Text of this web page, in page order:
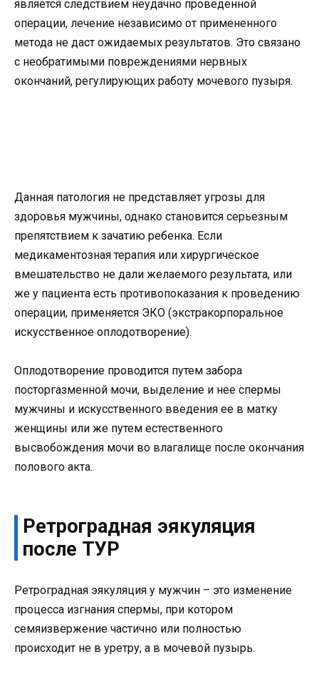
является следствием неудачно проведенной
операции, лечение независимо от примененного
метода не даст ожидаемых результатов. Это связано
с необратимыми повреждениями нервных
окончаний, регулирующих работу мочевого пузыря.
Данная патология не представляет угрозы для
здоровья мужчины, однако становится серьезным
препятствием к зачатию ребенка. Если
медикаментозная терапия или хирургическое
вмешательство не дали желаемого результата, или
же у пациента есть противопоказания к проведению
операции, применяется ЭКО (экстракорпоральное
искусственное оплодотворение).
Оплодотворение проводится путем забора
посторгазменной мочи, выделение и нее спермы
мужчины и искусственного введения ее в матку
женщины или же путем естественного
высвобождения мочи во влагалище после окончания
полового акта.
Ретроградная эякуляция
после ТУР
Ретроградная эякуляция у мужчин – это изменение
процесса изгнания спермы, при котором
семяизвержение частично или полностью
происходит не в уретру, а в мочевой пузырь.